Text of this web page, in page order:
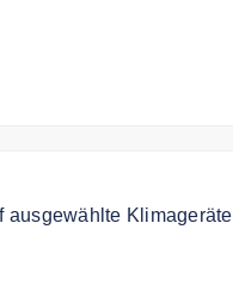
ausgewählte Klimageräte